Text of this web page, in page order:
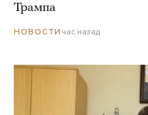
Трампа
НОВОСТИ час назад